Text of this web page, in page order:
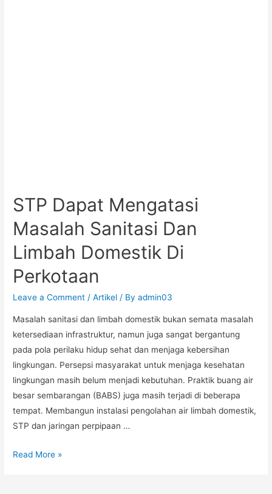
STP Dapat Mengatasi
Masalah Sanitasi Dan
Limbah Domestik Di
Perkotaan
Leave a Comment /Artikel / Byadmin03
Masalah sanitasi dan limbah domestik bukan semata masalah
ketersediaan infrastruktur, namun juga sangat bergantung
pada pola perilaku hidup sehat dan menjaga kebersihan
lingkungan. Persepsi masyarakat untuk menjaga kesehatan
lingkungan masih belum menjadi kebutuhan. Praktik buang air
besar sembarangan (BABS) juga masih terjadi di beberapa
tempat. Membangun instalasi pengolahan air limbah domestik,
STP dan jaringan perpipaan …
Read More »